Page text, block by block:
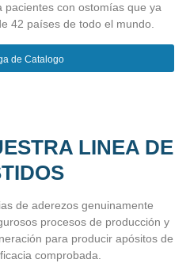
pacientes con ostomías que ya
42 países de todo el mundo.
de Catalogo
LINEA DE
de aderezos genuinamente
procesos de producción y
para producir apósitos de
comprobada.